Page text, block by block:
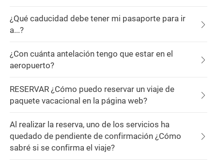
¿Qué caducidad debe tener mi pasaporte para ir
a...?
¿Con cuánta antelación tengo que estar en el
aeropuerto?
RESERVAR ¿Cómo puedo reservar un viaje de
paquete vacacional en la página web?
Al realizar la reserva, uno de los servicios ha
quedado de pendiente de confirmación ¿Cómo
sabré si se confirma el viaje?